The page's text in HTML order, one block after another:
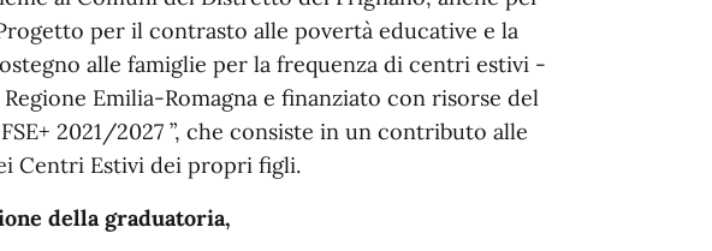
per il contrasto alle povertà educative e la
alle famiglie per la frequenza di centri estivi -
Emilia-Romagna e finanziato con risorse del
2021/2027 ”, che consiste in un contributo alle
Centri Estivi dei propri figli.
della graduatoria,